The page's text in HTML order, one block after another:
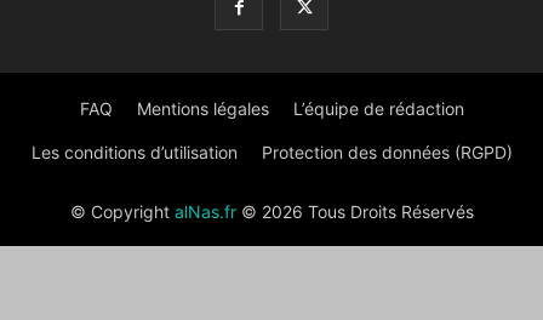
FAQ Mentions légales L’équipe de rédaction
Les conditions d’utilisation Protection des données (RGPD)
© Copyright alNas.fr© 2026 Tous Droits Réservés